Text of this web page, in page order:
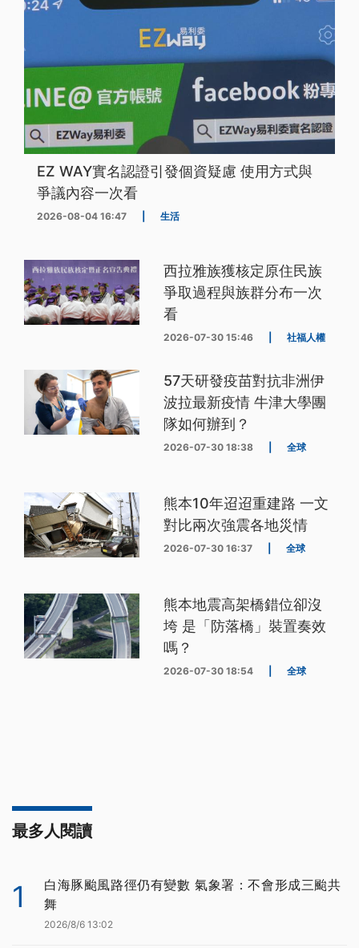
EZ WAY實名認證引發個資疑慮 使用方式與
爭議內容一次看
2026-08-04 16:47 生活
西拉雅族獲核定原住民族
爭取過程與族群分布一次
看
2026-07-30 15:46 社福人權
57天研發疫苗對抗非洲伊
波拉最新疫情 牛津大學團
隊如何辦到？
2026-07-30 18:38 全球
熊本10年迢迢重建路 一文
對比兩次強震各地災情
2026-07-30 16:37 全球
熊本地震高架橋錯位卻沒
垮 是「防落橋」裝置奏效
嗎？
2026-07-30 18:54 全球
最多人閱讀
1
白海豚颱風路徑仍有變數 氣象署：不會形成三颱共
舞
2026/8/6 13:02